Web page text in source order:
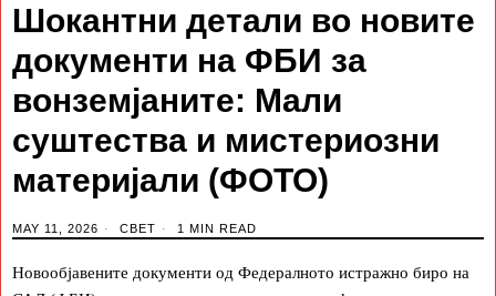
Шокантни детали во новите
документи на ФБИ за
вонземјаните: Мали
суштества и мистериозни
материјали (ФОТО)
MAY 11, 2026 СВЕТ 1 MIN READ
Новообјавените документи од Федералното истражно биро на